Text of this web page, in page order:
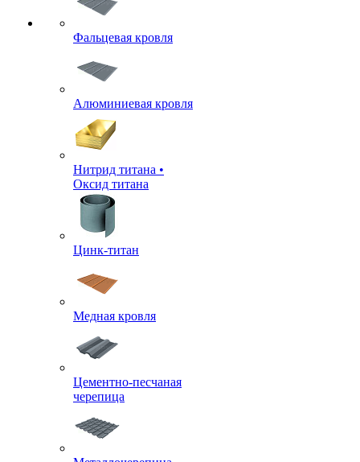
Фальцевая кровля
Алюминиевая кровля
Нитрид титана •
Оксид титана
Цинк-титан
Медная кровля
Цементно-песчаная
черепица